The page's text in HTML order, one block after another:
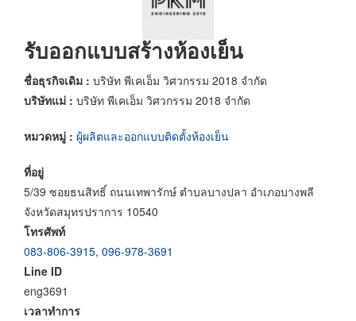
รับออกแบบสร้างห้องเย็น
ชื่อธุรกิจเดิม : บริษัท พีเคเอ็ม วิศวกรรม 2018 จำกัด
บริษัทแม่ : บริษัท พีเคเอ็ม วิศวกรรม 2018 จำกัด
หมวดหมู่ : ผู้ผลิตและออกแบบติดตั้งห้องเย็น
ที่อยู่
5/39 ซอยธนสิทธิ์ ถนนเทพารักษ์ ตำบลบางปลา อำเภอบางพลี
จังหวัดสมุทรปราการ 10540
โทรศัพท์
083-806-3915, 096-978-3691
Line ID
eng3691
เวลาทำการ